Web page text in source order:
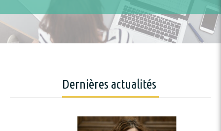
Dernières actualités